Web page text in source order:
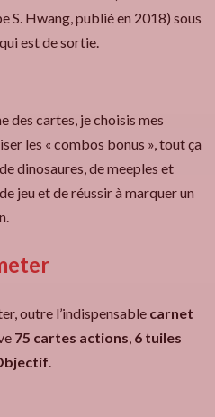
S. Hwang, publié en 2018) sous
est de sortie.
des cartes, je choisis mes
les « combos bonus », tout ça
dinosaures, de meeples et
jeu et de réussir à marquer un
outre l’indispensable carnet
75 cartes actions, 6 tuiles
.